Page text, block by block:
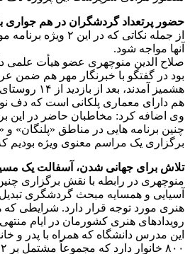
حضور پرتعداد گردشگران در هم جواری
از جمله نکاتی
آنها مواجه شود.
صلاح الدین منوچهری عضو هیأت علمی
بود در گفتگو با خبرنگار مهر هم ضمن
هشمیز
هم دارای معماری پلکانی است که دف
وی اضافه کرد: مخاطبان حاضر در این
چنین برنامه هایی در مناطق «پلنگان»
برگزاری یک مراسم معنوی ویژه بودیم
تلاش برای جهانی شدن، آسفالت یک مسیر ۱۸۰۰ متری، دفع زباله و چند داستان
منوچهری در رابطه با نقش برگزاری
آسیایی و همسایه مبحث گردشگری
هنری مورد توجه قرار دارد. شرایطی که
رویدادهای هنری کشورمان در ایام